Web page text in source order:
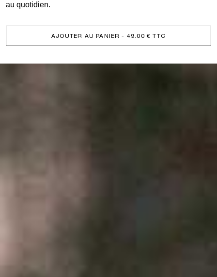
au quotidien.
AJOUTER AU PANIER - 49.00 € TTC